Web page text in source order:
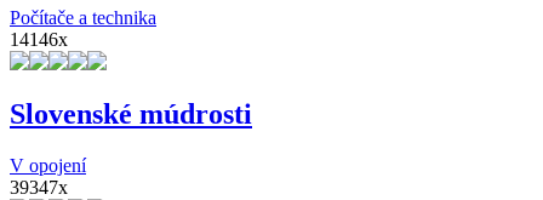
Počítače a technika
14146x
Slovenské múdrosti
V opojení
39347x